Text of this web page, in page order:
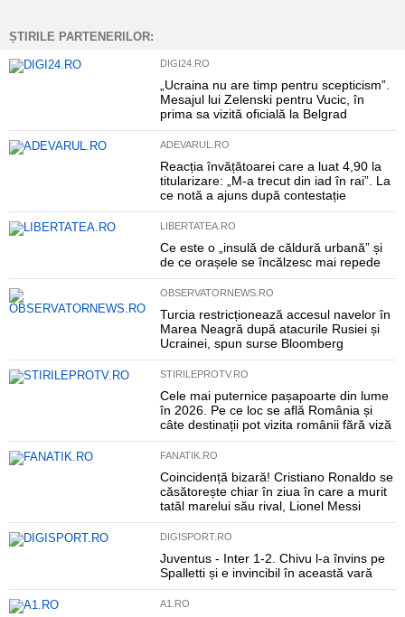
ȘTIRILE PARTENERILOR:
DIGI24.RO
„Ucraina nu are timp pentru scepticism”.
Mesajul lui Zelenski pentru Vucic, în
prima sa vizită oficială la Belgrad
ADEVARUL.RO
Reacția învățătoarei care a luat 4,90 la
titularizare: „M-a trecut din iad în rai”. La
ce notă a ajuns după contestație
LIBERTATEA.RO
Ce este o „insulă de căldură urbană” și
de ce orașele se încălzesc mai repede
OBSERVATORNEWS.RO
Turcia restricționează accesul navelor în
Marea Neagră după atacurile Rusiei și
Ucrainei, spun surse Bloomberg
STIRILEPROTV.RO
Cele mai puternice pașapoarte din lume
în 2026. Pe ce loc se află România și
câte destinații pot vizita românii fără viză
FANATIK.RO
Coincidență bizară! Cristiano Ronaldo se
căsătorește chiar în ziua în care a murit
tatăl marelui său rival, Lionel Messi
DIGISPORT.RO
Juventus - Inter 1-2. Chivu l-a învins pe
Spalletti și e invincibil în această vară
A1.RO